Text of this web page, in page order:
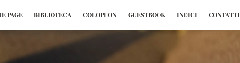
PAGE BIBLIOTECA COLOPHON GUESTBOOK INDICI CONTATTI